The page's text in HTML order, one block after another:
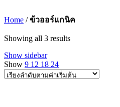
Home /ข้วออร์แกนิค
Showing all 3 results
Show sidebar
Show 9 12 18 24